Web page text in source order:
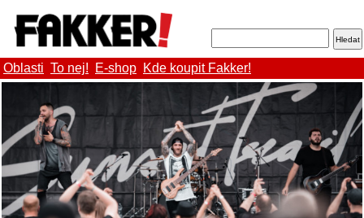
Oblasti To nej! E-shop Kde koupit Fakker!